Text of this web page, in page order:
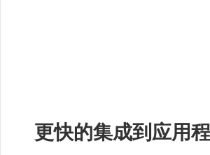
更快的集成到应用